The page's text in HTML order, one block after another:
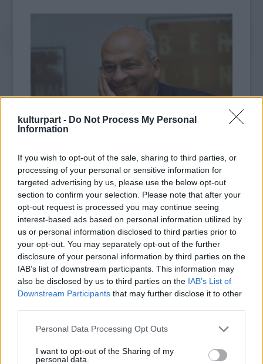
kulturpart - Do Not Process My Personal
Information
If you wish to opt-out of the sale, sharing to third parties, or
processing of your personal or sensitive information for
targeted advertising by us, please use the below opt-out
section to confirm your selection. Please note that after your
opt-out request is processed you may continue seeing
interest-based ads based on personal information utilized by
us or personal information disclosed to third parties prior to
your opt-out. You may separately opt-out of the further
disclosure of your personal information by third parties on the
IAB’s list of downstream participants. This information may
also be disclosed by us to third parties on the IAB’s List of
Downstream Participants that may further disclose it to other
Please note that this website/app uses one or more Google
not limited to your visit or usage behaviour. You may click to
Personal Data Processing Opt Outs
I want to opt-out of the Sharing of my
personal data.
Gítáni 1993-ban megalapította Egyiptom
egyik legtekintélyesebb irodalmi magazinját,
az Ahbár el-Adabot (Irodalmi Hírek),
amelynek 2011 végéig főszerkesztője volt.
Művei francia, angol és német nyelven is
megjelentek.
1987-ben Párizsban neki ítélték a francia
Művészeti és Irodalmi Érdemrend Lovagi
fokozatát, a Chevalier de l'Ordre des Arts et
elismerést, a Nílus-díjat. Gítáni ádáz ellensége
mozgalmaknak, és nyíltan támogatta az